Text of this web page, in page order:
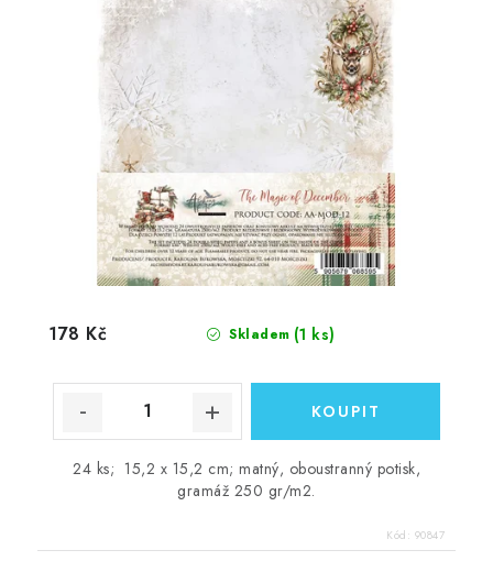
Skladem (1 ks)
178 Kč
24 ks; 15,2 x 15,2 cm; matný, oboustranný potisk,
gramáž 250 gr/m2.
Kód: 90847